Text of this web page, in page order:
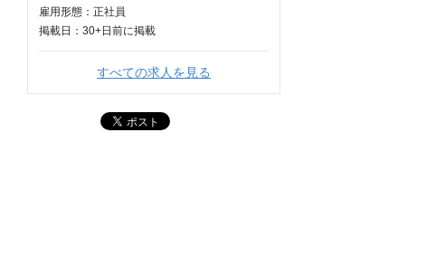
雇用形態：正社員
掲載日： 30+日 前に掲載
すべての求人を見る